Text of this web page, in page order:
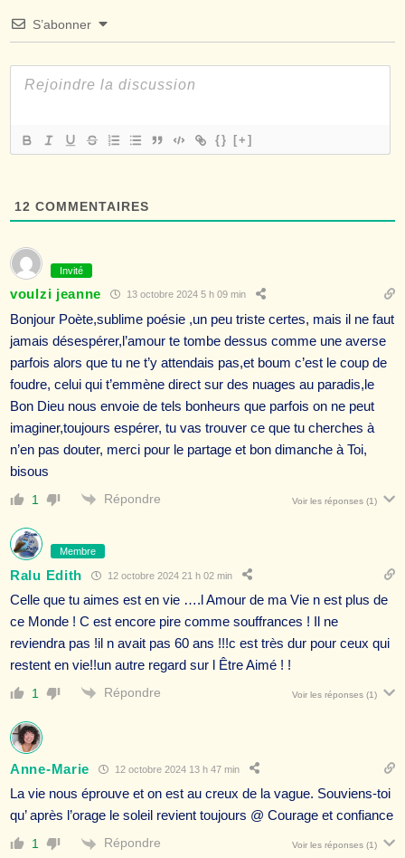
S’abonner
{} [+]
12 COMMENTAIRES
Invité
voulzi jeanne 13 octobre 2024 5 h 09 min
Bonjour Poète,sublime poésie ,un peu triste certes, mais il ne faut
jamais désespérer,l’amour te tombe dessus comme une averse
parfois alors que tu ne t’y attendais pas,et boum c’est le coup de
foudre, celui qui t’emmène direct sur des nuages au paradis,le
Bon Dieu nous envoie de tels bonheurs que parfois on ne peut
imaginer,toujours espérer, tu vas trouver ce que tu cherches à
n’en pas douter, merci pour le partage et bon dimanche à Toi,
bisous
1 Répondre Voir les réponses (1)
Membre
Ralu Edith 12 octobre 2024 21 h 02 min
Celle que tu aimes est en vie ….l Amour de ma Vie n est plus de
ce Monde ! C est encore pire comme souffrances ! Il ne
reviendra pas !il n avait pas 60 ans !!!c est très dur pour ceux qui
restent en vie!!un autre regard sur l Être Aimé ! !
1 Répondre Voir les réponses (1)
Anne-Marie 12 octobre 2024 13 h 47 min
La vie nous éprouve et on est au creux de la vague. Souviens-toi
qu’ après l’orage le soleil revient toujours @ Courage et confiance
1 Répondre Voir les réponses (1)